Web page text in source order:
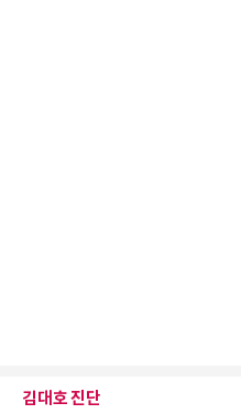
김대호 진단